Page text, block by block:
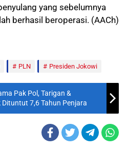
yang sebelumnya
berhasil beroperasi. (AACh)
PLN Presiden Jokowi
Pak Pol, Tarigan &
7,6 Tahun Penjara